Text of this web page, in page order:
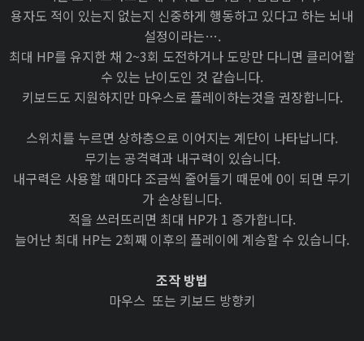
용자도 적이 있는지 없는지 신중하게 행동하고 있다고 하는 뇌내
설정이라는….
최대 HP를 유지한 채 2~3회 도전하거나 도망만 다니면 클리어할
수 있는 난이도인 것 같습니다.
키보드도 지원하지만 마우스로 플레이하는것을 권장합니다.
스위치를 누르면 상하층으로 이어지는 계단이 나타납니다.
무기는 공격력과 내구력이 있습니다.
내구력은 사용할 때마다 조금씩 줄어들기 때문에 0이 되면 무기
가 손상됩니다.
적을 쓰러뜨리면 최대 HP가 1 증가합니다.
늘어난 최대 HP는 2회째 이후의 플레이에 계승할 수 있습니다.
조작 방법
마우스 또는 키보드 방향키